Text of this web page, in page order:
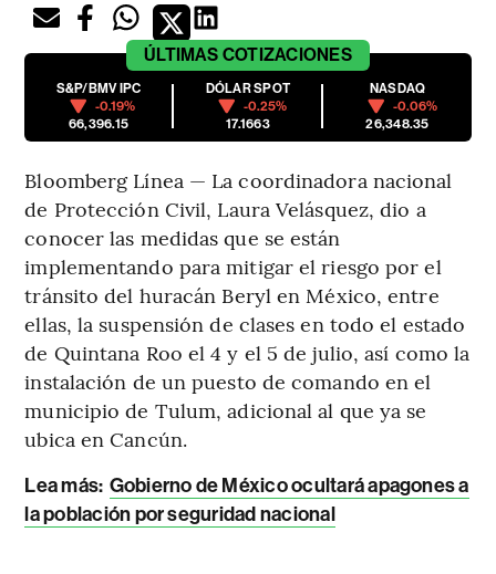
ÚLTIMAS COTIZACIONES
S&P/BMV IPC
-0.19%
66,396.15
DÓLAR SPOT
-0.25%
17.1663
NASDAQ
-0.06%
26,348.35
Bloomberg Línea — La coordinadora nacional
de Protección Civil, Laura Velásquez, dio a
conocer las medidas que se están
implementando para mitigar el riesgo por el
tránsito del huracán Beryl en México, entre
ellas, la suspensión de clases en todo el estado
de Quintana Roo el 4 y el 5 de julio, así como la
instalación de un puesto de comando en el
municipio de Tulum, adicional al que ya se
ubica en Cancún.
Lea más: Gobierno de México ocultará apagones a
la población por seguridad nacional